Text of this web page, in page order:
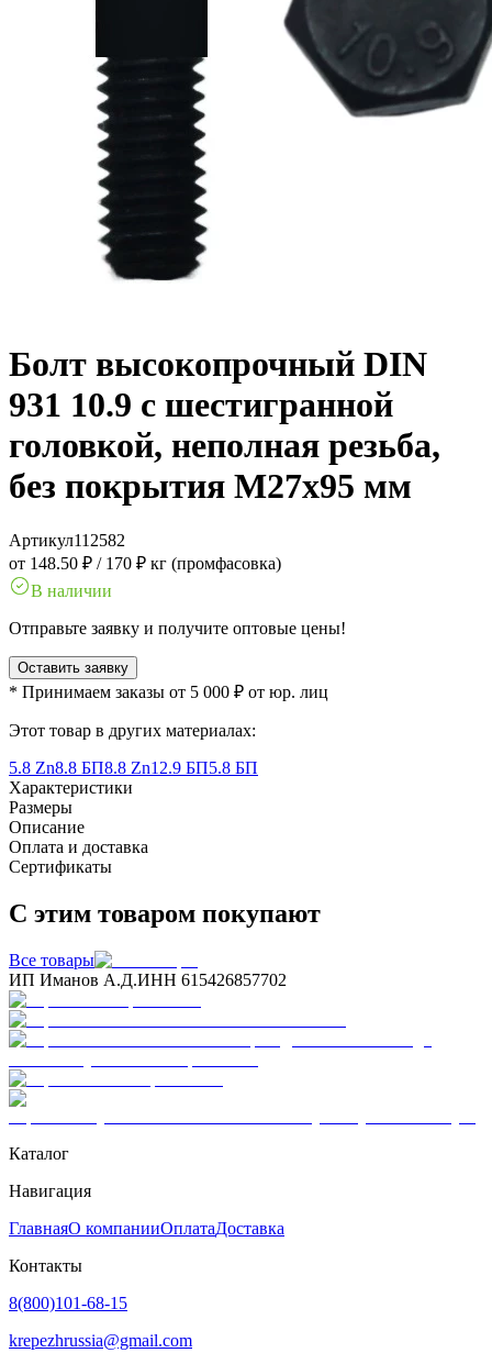
Болт высокопрочный DIN
931 10.9 с шестигранной
головкой, неполная резьба,
без покрытия M27x95 мм
Артикул112582
от 148.50 ₽ / 170 ₽ кг (промфасовка)
В наличии
Отправьте заявку и получите оптовые цены!
Оставить заявку
* Принимаем заказы от 5 000 ₽ от юр. лиц
Этот товар в других материалах:
5.8 Zn8.8 БП8.8 Zn12.9 БП5.8 БП
Характеристики
Размеры
Описание
Оплата и доставка
Сертификаты
С этим товаром покупают
Все товары
ИП Иманов А.Д.ИНН 615426857702
Каталог
Навигация
ГлавнаяО компанииОплатаДоставка
Контакты
8(800)101-68-15
krepezhrussia@gmail.com